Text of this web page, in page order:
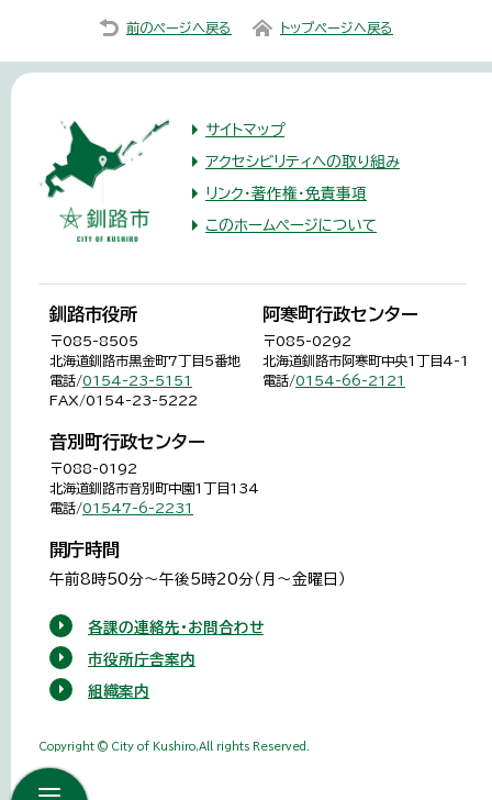
前のページへ戻る トップページへ戻る
サイトマップ
アクセシビリティへの取り組み
リンク・著作権・免責事項
このホームページについて
釧路市役所
〒085-8505
北海道釧路市黒金町7丁目5番地
電話/0154-23-5151
FAX/0154-23-5222
阿寒町行政センター
〒085-0292
北海道釧路市阿寒町中央1丁目4-1
電話/0154-66-2121
音別町行政センター
〒088-0192
北海道釧路市音別町中園1丁目134
電話/01547-6-2231
開庁時間
午前8時50分～午後5時20分（月～金曜日）
各課の連絡先・お問合わせ
市役所庁舎案内
組織案内
Copyright © City of Kushiro,All rights Reserved.